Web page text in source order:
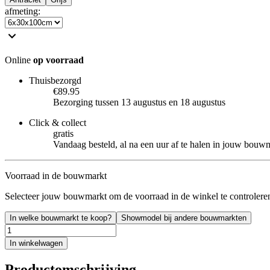
afmeting:
Online op voorraad
Thuisbezorgd
€89.95
Bezorging tussen 13 augustus en 18 augustus
Click & collect
gratis
Vandaag besteld, al na een uur af te halen in jouw
Voorraad in de bouwmarkt
Selecteer jouw bouwmarkt om de voorraad in de winkel te
In welke bouwmarkt te koop? Showmodel bij andere bouwmarkten
In winkelwagen